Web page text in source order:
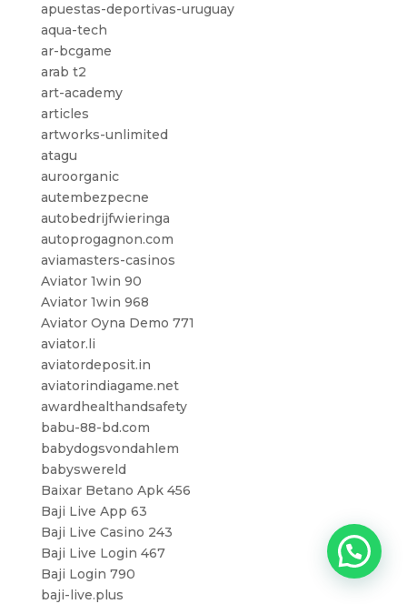
apuestas-deportivas-uruguay
aqua-tech
ar-bcgame
arab t2
art-academy
articles
artworks-unlimited
atagu
auroorganic
autembezpecne
autobedrijfwieringa
autoprogagnon.com
aviamasters-casinos
Aviator 1win 90
Aviator 1win 968
Aviator Oyna Demo 771
aviator.li
aviatordeposit.in
aviatorindiagame.net
awardhealthandsafety
babu-88-bd.com
babydogsvondahlem
babyswereld
Baixar Betano Apk 456
Baji Live App 63
Baji Live Casino 243
Baji Live Login 467
Baji Login 790
baji-live.plus